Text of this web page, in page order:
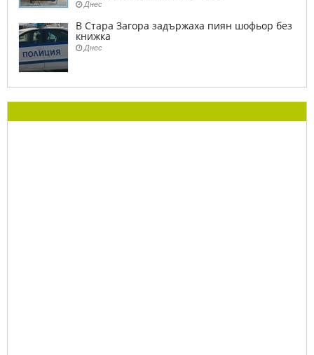
Днес
В Стара Загора задържаха пиян шофьор без
книжка
Днес